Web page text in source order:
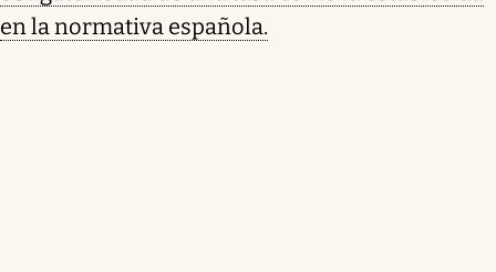
en la normativa española.